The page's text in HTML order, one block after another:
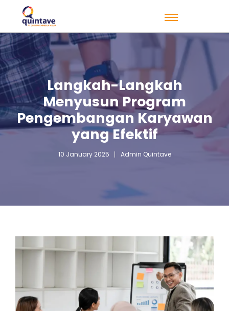
Langkah-Langkah
Menyusun Program
Pengembangan Karyawan
yang Efektif
10 January 2025 Admin Quintave